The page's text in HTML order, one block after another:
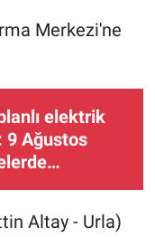
Merkezi'ne
elektrik
9 Ağustos
Altay - Urla)